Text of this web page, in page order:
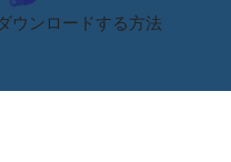
ウンロードする方法